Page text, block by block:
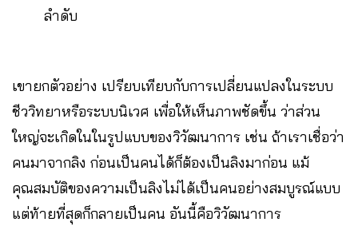
ลำดับ
เขายกตัวอย่าง เปรียบเทียบกับการเปลี่ยนแปลงในระบบ
ชีววิทยาหรือระบบนิเวศ เพื่อให้เห็นภาพชัดขึ้น ว่าส่วน
ใหญ่จะเกิดในในรูปแบบของวิวัฒนาการ เช่น ถ้าเราเชื่อว่า
คนมาจากลิง ก่อนเป็นคนได้ก็ต้องเป็นลิงมาก่อน แม้
คุณสมบัติของความเป็นลิงไม่ได้เป็นคนอย่างสมบูรณ์แบบ
แต่ท้ายที่สุดก็กลายเป็นคน อันนี้คือวิวัฒนาการ